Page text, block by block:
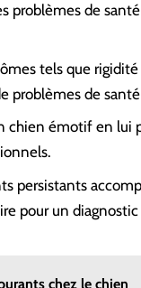
problèmes de
tels que
problèmes de
chien émotif en lui
persistants
pour un
chez le chien